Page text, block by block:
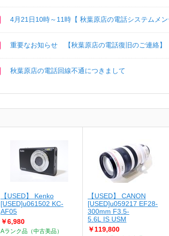
4月21日10時～11時【 秋葉原店の電話システムメン
重要なお知らせ 【秋葉原店の電話復旧のご連絡】
秋葉原店の電話回線不通につきまして
【USED】 Kenko
[USED]u061502 KC-
AF05
￥6,980
Aランク品（中古美品）
【USED】 CANON
[USED]u059217 EF28-
300mm F3.5-
5.6L IS USM
￥119,800